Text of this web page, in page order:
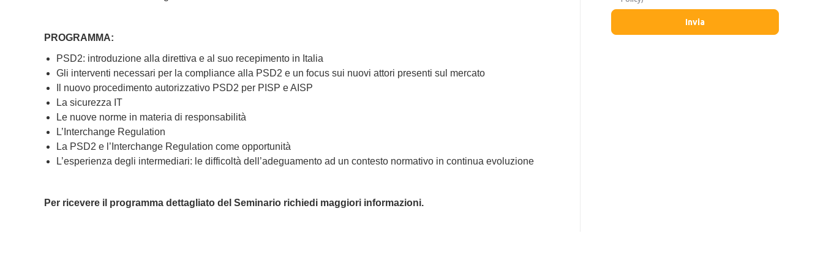
PROGRAMMA:
PSD2: introduzione alla direttiva e al suo recepimento in Italia
Gli interventi necessari per la compliance alla PSD2 e un focus sui nuovi attori presenti sul mercato
Il nuovo procedimento autorizzativo PSD2 per PISP e AISP
La sicurezza IT
Le nuove norme in materia di responsabilità
L’Interchange Regulation
La PSD2 e l’Interchange Regulation come opportunità
L’esperienza degli intermediari: le difficoltà dell’adeguamento ad un contesto normativo in continua evoluzione
Per ricevere il programma dettagliato del Seminario richiedi maggiori informazioni.